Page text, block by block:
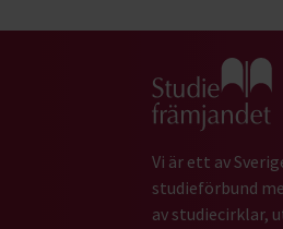
Gå till
Vi är ett av
studieförbund
av studiecirklar,